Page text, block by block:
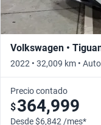
Volkswagen •
2022 • 32,009 km •
Precio contado
$364,999
Desde $6,842 /mes*